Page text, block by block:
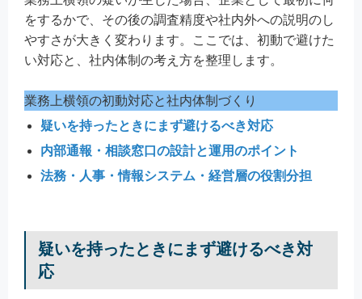
をするかで、その後の調査精度や社内外への説明のし
やすさが大きく変わります。ここでは、初動で避けた
い対応と、社内体制の考え方を整理します。
業務上横領の初動対応と社内体制づくり
疑いを持ったときにまず避けるべき対応
内部通報・相談窓口の設計と運用のポイント
法務・人事・情報システム・経営層の役割分担
疑いを持ったときにまず避けるべき対
応